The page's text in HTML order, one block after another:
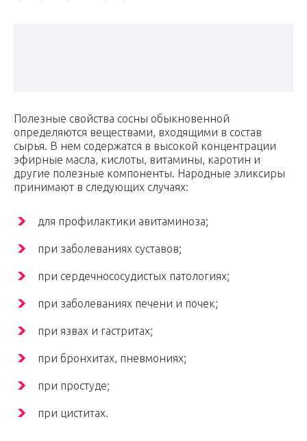
Полезные свойства сосны обыкновенной
определяются веществами, входящими в состав
сырья. В нем содержатся в высокой концентрации
эфирные масла, кислоты, витамины, каротин и
другие полезные компоненты. Народные эликсиры
принимают в следующих случаях:
для профилактики авитаминоза;
при заболеваниях суставов;
при сердечнососудистых патологиях;
при заболеваниях печени и почек;
при язвах и гастритах;
при бронхитах, пневмониях;
при простуде;
при циститах.